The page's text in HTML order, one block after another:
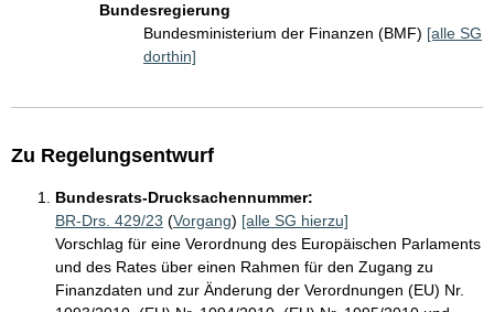
Bundesregierung
Bundesministerium der Finanzen (BMF) [alle SG
dorthin]
Zu Regelungsentwurf
Bundesrats-Drucksachennummer:
BR-Drs. 429/23 (Vorgang) [alle SG hierzu]
Vorschlag für eine Verordnung des Europäischen Parlaments
und des Rates über einen Rahmen für den Zugang zu
Finanzdaten und zur Änderung der Verordnungen (EU) Nr.